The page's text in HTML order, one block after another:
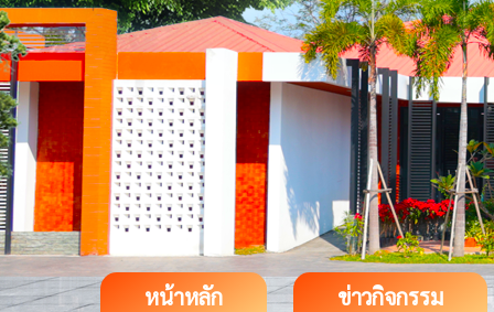
หน้าหลัก ข่าวกิจกรรม